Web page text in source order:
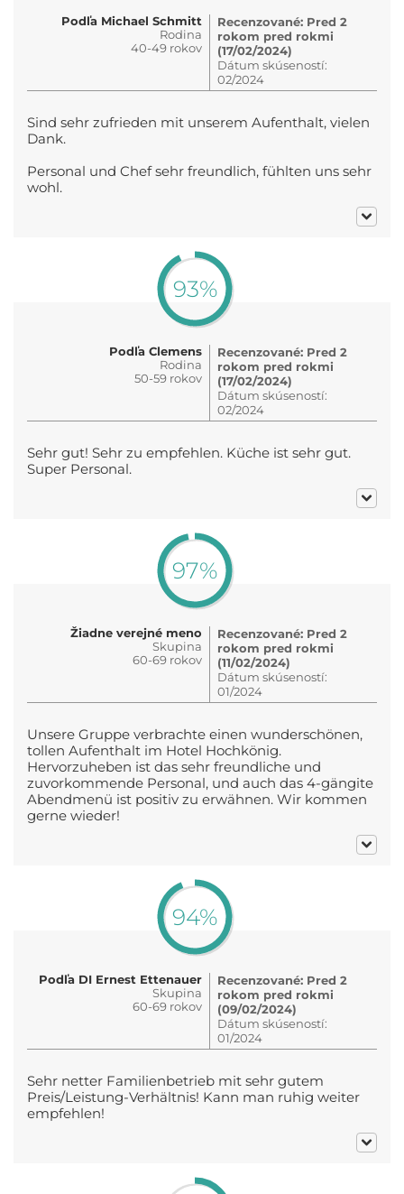
Podľa Michael Schmitt
Rodina
40-49 rokov
Recenzované: Pred 2
rokom pred rokmi
(17/02/2024)
Dátum skúseností:
02/2024
Sind sehr zufrieden mit unserem Aufenthalt, vielen
Dank.
Personal und Chef sehr freundlich, fühlten uns sehr
wohl.
93%
Podľa Clemens
Rodina
50-59 rokov
Recenzované: Pred 2
rokom pred rokmi
(17/02/2024)
Dátum skúseností:
02/2024
Sehr gut! Sehr zu empfehlen. Küche ist sehr gut.
Super Personal.
97%
Žiadne verejné meno
Skupina
60-69 rokov
Recenzované: Pred 2
rokom pred rokmi
(11/02/2024)
Dátum skúseností:
01/2024
Unsere Gruppe verbrachte einen wunderschönen,
tollen Aufenthalt im Hotel Hochkönig.
Hervorzuheben ist das sehr freundliche und
zuvorkommende Personal, und auch das 4-gängite
Abendmenü ist positiv zu erwähnen. Wir kommen
gerne wieder!
94%
Podľa DI Ernest Ettenauer
Skupina
60-69 rokov
Recenzované: Pred 2
rokom pred rokmi
(09/02/2024)
Dátum skúseností:
01/2024
Sehr netter Familienbetrieb mit sehr gutem
Preis/Leistung-Verhältnis! Kann man ruhig weiter
empfehlen!